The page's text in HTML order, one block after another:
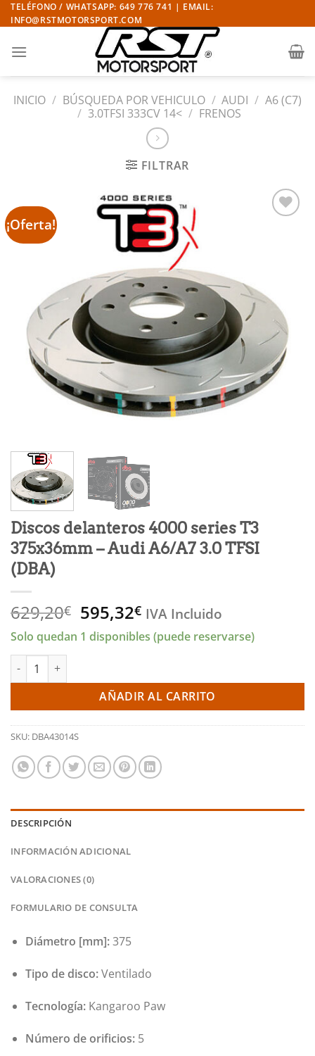
Saltar
al
TELÉFONO / WHATSAPP: 649 776 741 | EMAIL:
INFO@RSTMOTORSPORT.COM
INICIO / BÚSQUEDA POR VEHICULO / AUDI / A6 (C7)
/ 3.0TFSI 333CV 14< / FRENOS
FILTRAR
¡Oferta!
Discos delanteros 4000 series T3
375x36mm – Audi A6/A7 3.0 TFSI
(DBA)
629,20€ El
precio
original
629,20€.
595,32€El
precio
actual
595,32€.
IVA Incluido
Solo quedan 1 disponibles (puede reservarse)
Discos delanteros 4000 series T3 375x36mm - Audi A6/A7 3.0
AÑADIR AL CARRITO
SKU: DBA43014S
DESCRIPCIÓN
INFORMACIÓN ADICIONAL
VALORACIONES (0)
FORMULARIO DE CONSULTA
Diámetro [mm]:375
Tipo de disco:Ventilado
Tecnología:Kangaroo Paw
Número de orificios:5